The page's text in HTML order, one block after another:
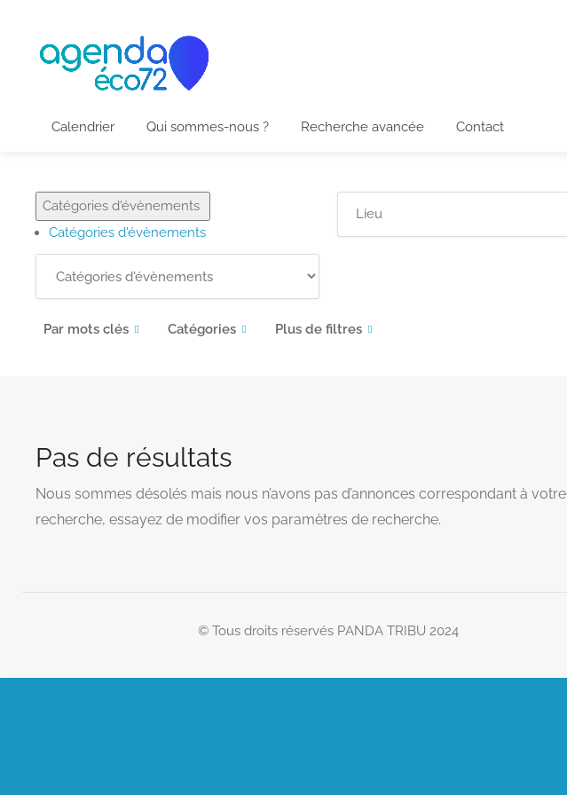
Calendrier Qui sommes-nous ? Recherche avancée Contact
Catégories d'évènements
Catégories d'évènements
Par mots clés Catégories Plus de filtres
Pas de résultats
Nous sommes désolés mais nous n’avons pas d’annonces correspondant à votre
recherche, essayez de modifier vos paramètres de recherche.
© Tous droits réservés PANDA TRIBU 2024